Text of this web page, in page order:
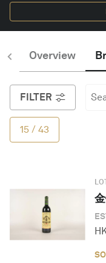
简体中文
Overview
FILTER
15 / 43